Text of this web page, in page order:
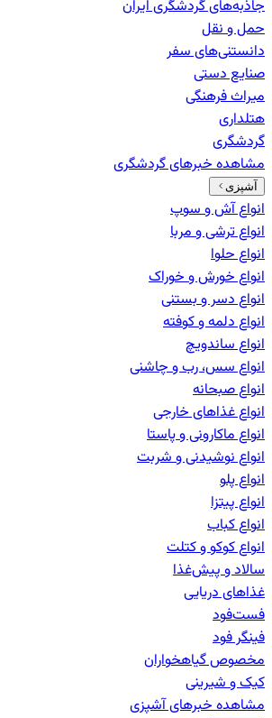
جاذبه‌های گردشگری ایران
حمل و نقل
دانستنی‌های سفر
صنایع دستی
میراث فرهنگی
هتلداری
گردشگری
مشاهده خبرهایگردشگری
آشپزی
انواع آش و سوپ
انواع ترشی و مربا
انواع حلوا
انواع خورش و خوراک
انواع دسر و بستنی
انواع دلمه و کوفته
انواع ساندویچ
انواع سس، رب و چاشنی
انواع صبحانه
انواع غذاهای خارجی
انواع ماکارونی و پاستا
انواع نوشیدنی و شربت
انواع پلو
انواع پیتزا
انواع کباب
انواع کوکو و کتلت
سالاد و پیش‌غذا
غذاهای دریایی
فست‌فود
فینگر فود
مخصوص گیاهخواران
کیک و شیرینی
مشاهده خبرهایآشپزی